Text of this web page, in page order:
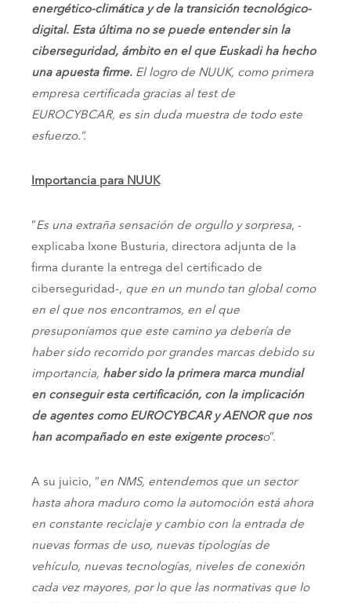
energético-climática y de la transición tecnológico-
digital. Esta última no se puede entender sin la
ciberseguridad, ámbito en el que Euskadi ha hecho
una apuesta firme. El logro de NUUK, como primera
empresa certificada gracias al test de
EUROCYBCAR, es sin duda muestra de todo este
esfuerzo.”.
Importancia para NUUK
“Es una extraña sensación de orgullo y sorpresa, -
explicaba Ixone Busturia, directora adjunta de la
firma durante la entrega del certificado de
ciberseguridad-, que en un mundo tan global como
en el que nos encontramos, en el que
presuponíamos que este camino ya debería de
haber sido recorrido por grandes marcas debido su
importancia, haber sido la primera marca mundial
en conseguir esta certificación, con la implicación
de agentes como EUROCYBCAR y AENOR que nos
han acompañado en este exigente proceso”.
A su juicio, “en NMS, entendemos que un sector
hasta ahora maduro como la automoción está ahora
en constante reciclaje y cambio con la entrada de
nuevas formas de uso, nuevas tipologías de
vehículo, nuevas tecnologías, niveles de conexión
cada vez mayores, por lo que las normativas que lo